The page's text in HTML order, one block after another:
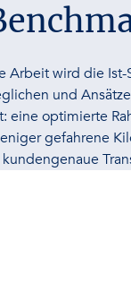
Arbeit wird die
und
eine optimierte
gefahrene